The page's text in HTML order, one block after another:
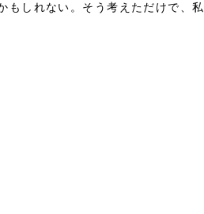
もしれない。そう考えただけで、私